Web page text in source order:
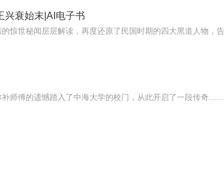
兴衰始末|AI电子书
补师傅的遗憾踏入了中海大学的校门，从此开启了一段传奇…...